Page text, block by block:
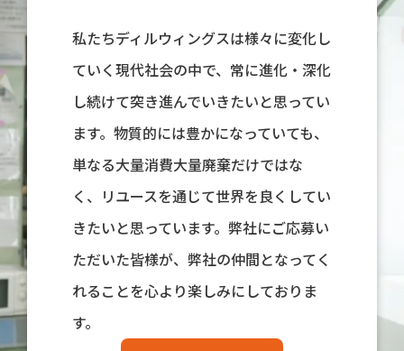
私たちディルウィングスは様々に変化し
ていく現代社会の中で、常に進化・深化
し続けて突き進んでいきたいと思ってい
ます。物質的には豊かになっていても、
単なる大量消費大量廃棄だけではな
く、リユースを通じて世界を良くしてい
きたいと思っています。弊社にご応募い
ただいた皆様が、弊社の仲間となってく
れることを心より楽しみにしておりま
す。